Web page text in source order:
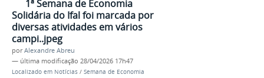
1ª Semana de Economia
Solidária do Ifal foi marcada por
diversas atividades em vários
campi..jpeg
porAlexandre Abreu
— última modificação 28/04/2026 17h47
Localizado em Notícias / Semana de Economia